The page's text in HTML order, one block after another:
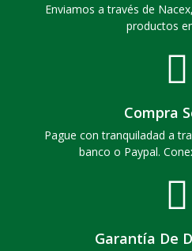
Enviamos a través de
productos
Compra
Pague con tranquiladad a
banco o Paypal.
Garantía De